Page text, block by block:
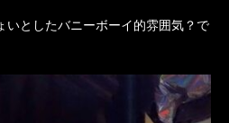
いとしたバニーボーイ的雰囲気？で